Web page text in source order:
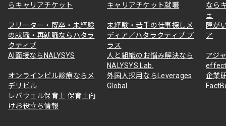
らキャリアチケット
キャリアチケット就職
なら
ェ
フリーター・既卒・未経験
の就職・再就職ならハタラ
クティブ
未経験・若手の仕事探しメ
ディア／ハタラクティブ プ
ラス
障が
ア
AI面接ならNALYSYS
人と組織のお悩み解決なら
NALYSYS Lab.
アジ
オンラインピル診療ならメ
デリピル
外国人採用ならLeverages
Global
企業
レバウェル保育士 保育士向
けお役立ち情報